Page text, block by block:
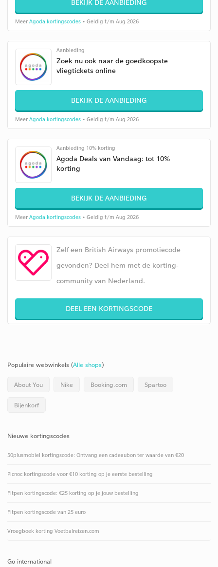
BEKIJK DE AANBIEDING
Meer Agoda kortingscodes • Geldig t/m Aug 2026
Aanbieding
Zoek nu ook naar de goedkoopste
vliegtickets online
BEKIJK DE AANBIEDING
Meer Agoda kortingscodes • Geldig t/m Aug 2026
Aanbieding 10% korting
Agoda Deals van Vandaag: tot 10%
korting
BEKIJK DE AANBIEDING
Meer Agoda kortingscodes • Geldig t/m Aug 2026
Zelf een British Airways promotiecode
gevonden? Deel hem met de korting-
community van Nederland.
DEEL EEN KORTINGSCODE
Populaire webwinkels (Alle shops)
About You Nike Booking.com Spartoo
Bijenkorf
Nieuwe kortingscodes
50plusmobiel kortingscode: Ontvang een cadeaubon ter waarde van €20
Picnoc kortingscode voor €10 korting op je eerste bestelling
Fitpen kortingscode: €25 korting op je jouw bestelling
Fitpen kortingscode van 25 euro
Vroegboek korting Voetbalreizen.com
Go international